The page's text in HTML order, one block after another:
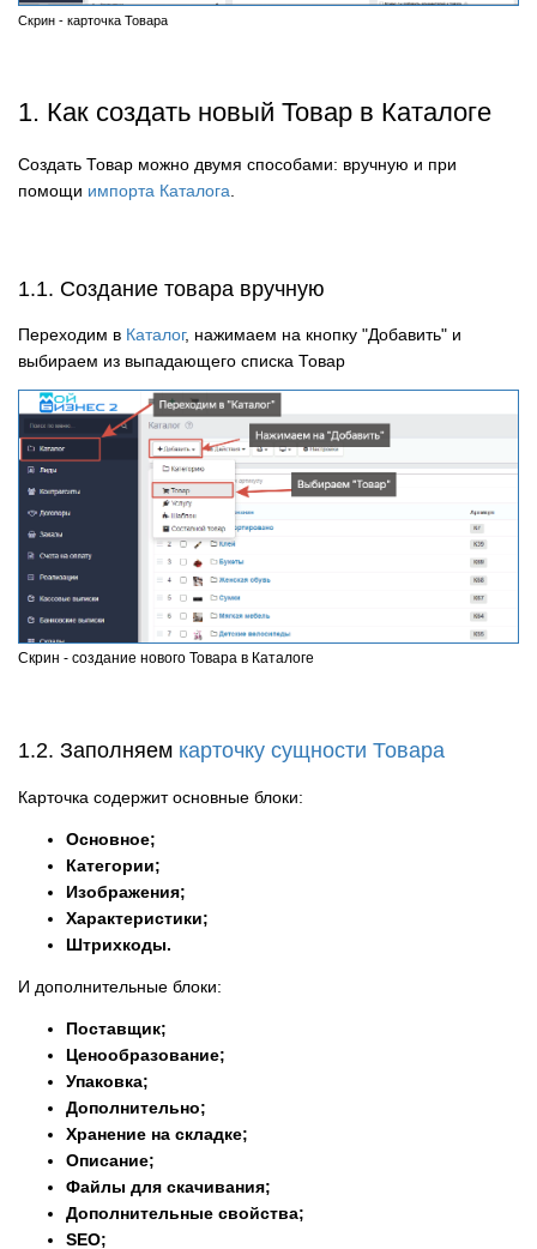
Скрин - карточка Товара
1. Как создать новый Товар в Каталоге
Создать Товар можно двумя способами: вручную и при
помощи импорта Каталога
1.1. Создание товара вручную
Переходим в Каталог, нажимаем на кнопку "Добавить" и
выбираем из выпадающего списка Товар
Скрин - создание нового Товара в Каталоге
1.2. Заполняем карточку сущности Товара
Карточка содержит основные блоки:
Основное;
Категории;
Изображения;
Характеристики;
Штрихкоды.
И дополнительные блоки:
Поставщик;
Ценообразование;
Упаковка;
Дополнительно;
Хранение на складке;
Описание;
Файлы для скачивания;
Дополнительные свойства;
SEO;